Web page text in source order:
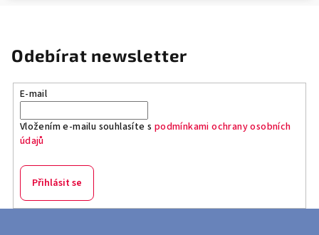
Odebírat newsletter
E-mail
Vložením e-mailu souhlasíte s podmínkami ochrany osobních
údajů
Přihlásit se